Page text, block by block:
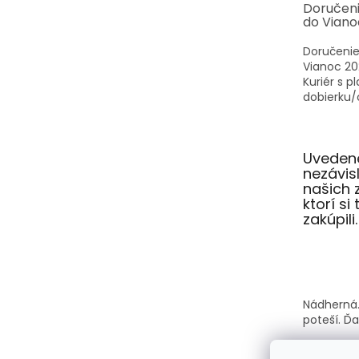
do
Vianoc
Kuriér s
dobierku/
našich
ktorí si
zakúpili.
poteší.